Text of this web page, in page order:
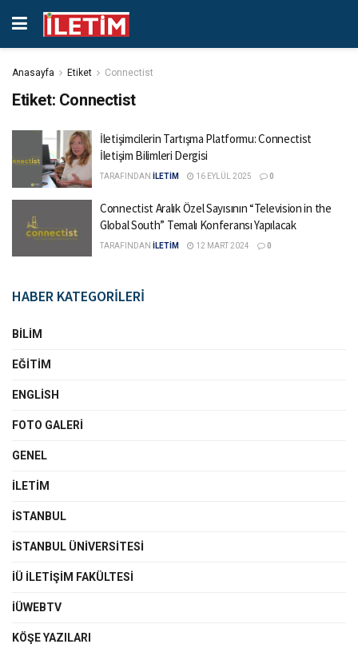
Anasayfa Etiket Connectist
Etiket: Connectist
İletişimcilerin Tartışma Platformu: Connectist
İletişim Bilimleri Dergisi
TARAFINDAN İLETİM 16 EYLÜL 2025 0
Connectist Aralık Özel Sayısının “Television in the
Global South” Temalı Konferansı Yapılacak
TARAFINDAN İLETİM 12 MART 2024 0
HABER KATEGORİLERİ
BILIM
EĞITIM
ENGLISH
FOTO GALERI
GENEL
İLETIM
İSTANBUL
İSTANBUL ÜNIVERSITESI
İÜ İLETIŞIM FAKÜLTESI
İÜWEBTV
KÖŞE YAZILARI